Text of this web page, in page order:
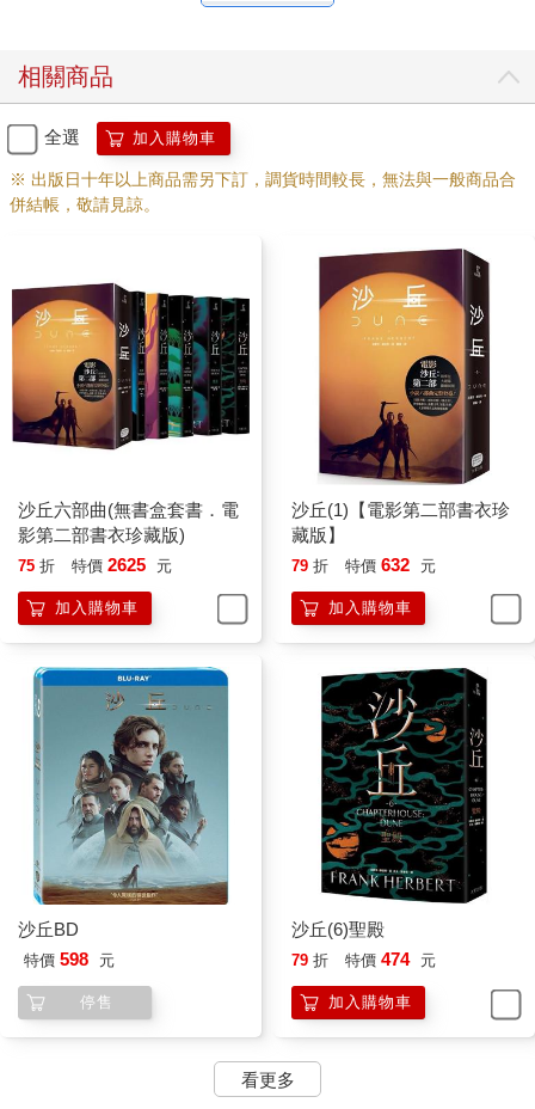
保羅面對老婦人，壓下胸中怒氣，「妳把潔西嘉女士當成侍女打
發？」
老婦人緊皺的嘴角擠出一絲微笑，「小子，潔西嘉女士在學校的
那十四年，的確是我的侍女。」她點點頭，「而且，是不錯的侍
這道命令突如其來，保羅還沒來得及細想，就身不由己照做了。
「她對我用了魅音。」他暗想道，並在聖母示意時停了下來，站
在她膝旁。
「看到這個了？」她從長袍的衣褶裡取出一具綠色的金屬方盒，
每邊約有十五公分長。她轉了轉那盒子。保羅看到其中一面敞開
著裡面黑沉沉的，令人不寒而慄。任何光線都射不進那片黑暗。
「把你的右手放進盒子裡。」她說。
恐懼席捲保羅，他開始向後退，但老婦人開口道：「你就這樣聽
慢慢地，在感受到一股排山倒海的衝動時，他將手放進盒子。黑
暗吞沒了他的手。他先感到一陣陣寒意，然後有平滑的金屬抵著
他的手指，手指一陣麻刺，彷彿失去了知覺。
老婦人露出獵食的表情，右手從盒子上抬起，穩穩停在保羅的脖
子旁。保羅看到她手中有什麼金屬閃了閃，扭頭想看個究竟。
「別動！」她厲聲喝道。
又在施展魅音！保羅把目光轉回她臉上。
「我正用戈姆刺指著你的脖子。」她說，「戈姆刺，最霸道的武
啊哈！別把手抽走，否則就讓你嘗嘗毒藥的滋味。」保羅乾嚥一
口，只能緊緊盯著那張布滿皺紋的老臉。她說話時兩眼放光，鑲
銀的牙齒在暗淡的牙床上反射出點點銀光。
相關商品
全選 加入購物車
※ 出版日十年以上商品需另下訂，調貨時間較長，無法與一般商品合
併結帳，敬請見諒。
沙丘六部曲(無書盒套書．電
影第二部書衣珍藏版)
75 折 特價 2625 元
加入購物車
沙丘(1)【電影第二部書衣珍
藏版】
79 折 特價 632 元
加入購物車
沙丘BD
特價 598 元
停售
沙丘(6)聖殿
79 折 特價 474 元
加入購物車
看更多